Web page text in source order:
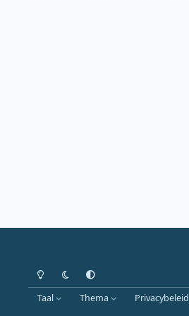
Heldere modus
Donkere modus
Systeemvoorkeur
Taal Thema Privacybeleid